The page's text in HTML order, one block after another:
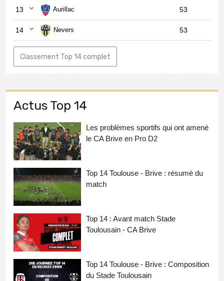
13 Aurillac 53
14 Nevers 53
Classement Top 14 complet
Actus Top 14
Les problèmes sportifs qui ont amené
le CA Brive en Pro D2
Top 14 Toulouse - Brive : résumé du
match
Top 14 : Avant match Stade
Toulousain - CA Brive
Top 14 Toulouse - Brive : Composition
du Stade Toulousain